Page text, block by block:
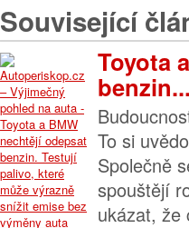
Související
Toyota
To si
Společně
spouštějí
ukázat, že